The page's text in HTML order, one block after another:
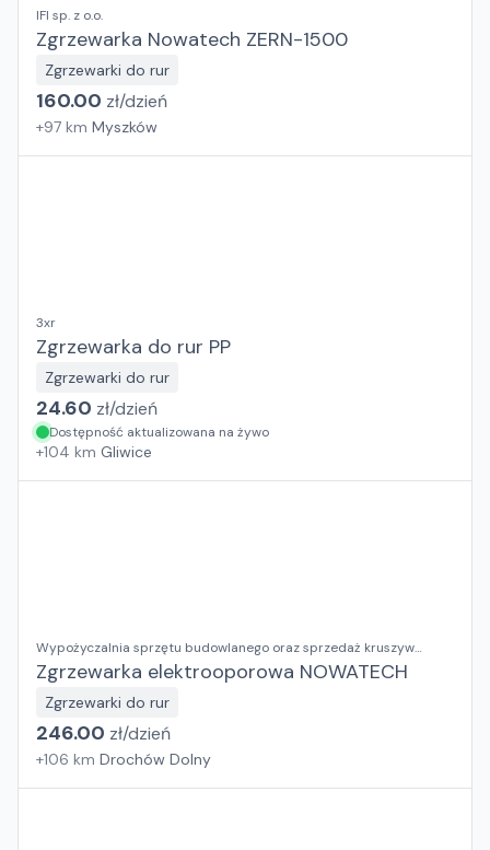
IFI sp. z o.o.
Zgrzewarka Nowatech ZERN-1500
Zgrzewarki do rur
160.00 zł/dzień
+97 km Myszków
3xr
Zgrzewarka do rur PP
Zgrzewarki do rur
24.60 zł/dzień
Dostępność aktualizowana na żywo
+104 km Gliwice
Wypożyczalnia sprzętu budowlanego oraz sprzedaż kruszyw
ozdobnych RENTAL BUD Justyna Dusza-Kumor
Zgrzewarka elektrooporowa NOWATECH
Zgrzewarki do rur
246.00 zł/dzień
+106 km Drochów Dolny